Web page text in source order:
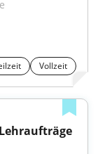
Vollzeit